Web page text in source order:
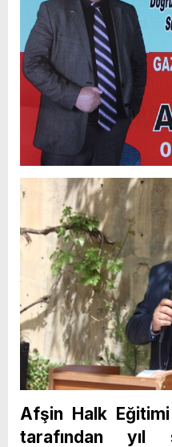
Afşin Halk
tarafından yıl